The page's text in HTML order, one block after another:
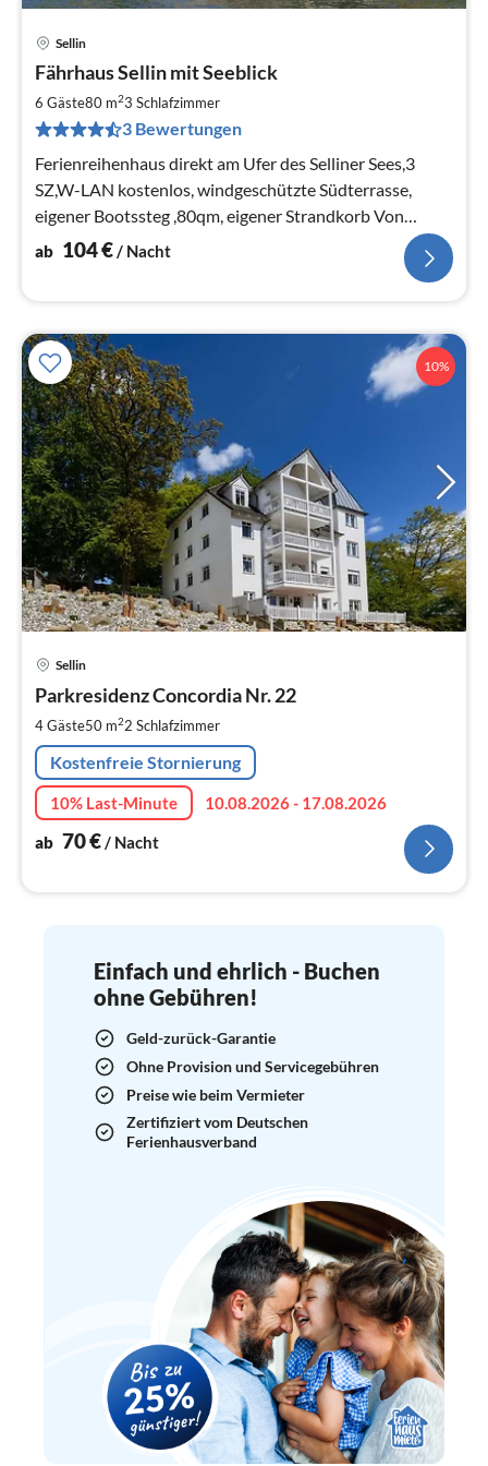
Sellin
Fährhaus Sellin mit Seeblick
6 Gäste80 m23 Schlafzimmer
3 Bewertungen
Ferienreihenhaus direkt am Ufer des Selliner Sees,3
SZ,W-LAN kostenlos, windgeschützte Südterrasse,
eigener Bootssteg ,80qm, eigener Strandkorb Von
Ostern bis Ende Oktober
ab 104€/ Nacht
10%
Sellin
Parkresidenz Concordia Nr. 22
4 Gäste50 m22 Schlafzimmer
Kostenfreie Stornierung
10% Last-Minute
10.08.2026 - 17.08.2026
ab 70€/ Nacht
Einfach und ehrlich - Buchen
ohne Gebühren!
Geld-zurück-Garantie
Ohne Provision und Servicegebühren
Preise wie beim Vermieter
Zertifiziert vom Deutschen
Ferienhausverband